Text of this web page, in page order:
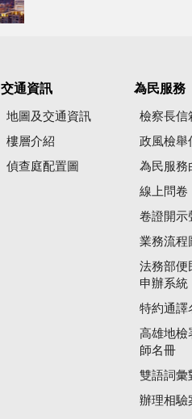
交通資訊
地圖及交通資訊
樓層介紹
偵查庭配置圖
為民服務
檢察長信
政風檢舉
為民服務
線上問卷
卷證開示
業務流程
法務部便
申辦系統
特約通譯
高雄地檢
師名冊
雙語詞彙
辦理相驗